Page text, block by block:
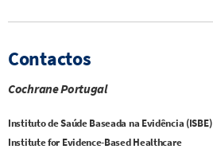
Contactos
Cochrane Portugal
Instituto de Saúde Baseada na Evidência (ISBE)
Institute for Evidence-Based Healthcare